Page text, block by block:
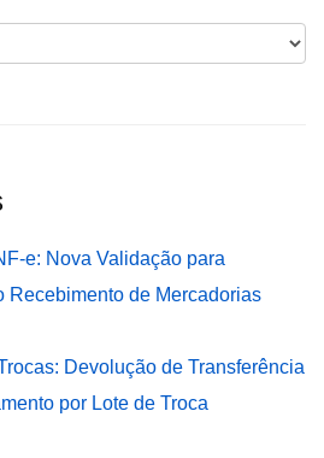
e: Nova Validação para
Recebimento de Mercadorias
Devolução de Transferência
por Lote de Troca